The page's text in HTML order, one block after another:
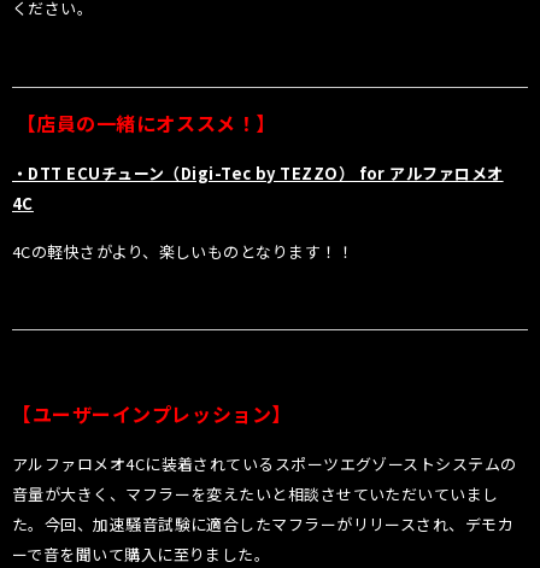
ください。
【店員の一緒にオススメ！】
・DTT ECUチューン（Digi-Tec by TEZZO） for アルファロメオ
4C
4Cの軽快さがより、楽しいものとなります！！
【ユーザーインプレッション】
アルファロメオ4Cに装着されているスポーツエグゾーストシステムの
音量が大きく、マフラーを変えたいと相談させていただいていまし
た。今回、加速騒音試験に適合したマフラーがリリースされ、デモカ
ーで音を聞いて購入に至りました。